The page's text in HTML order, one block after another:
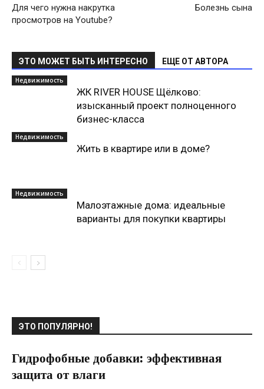
Для чего нужна накрутка
просмотров на Youtube?
Болезнь сына
ЭТО МОЖЕТ БЫТЬ ИНТЕРЕСНО ЕЩЕ ОТ АВТОРА
Недвижимость
ЖК RIVER HOUSE Щёлково:
изысканный проект полноценного
бизнес-класса
Недвижимость
Жить в квартире или в доме?
Недвижимость
Малоэтажные дома: идеальные
варианты для покупки квартиры
ЭТО ПОПУЛЯРНО!
Гидрофобные добавки: эффективная
защита от влаги
20.06.2021